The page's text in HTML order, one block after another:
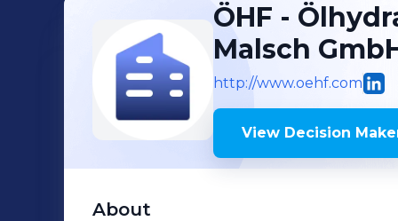
ÖHF -
Malsch
http://www.oehf.com
View Decision
About